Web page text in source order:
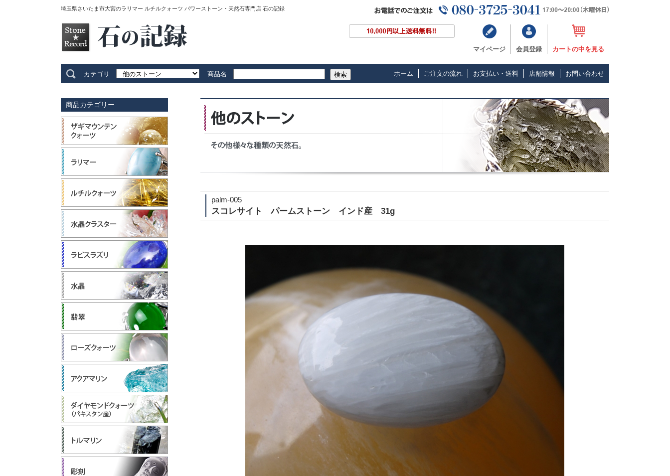
埼玉県さいたま市大宮のラリマー ルチルクォーツ パワーストーン・天然石専門店 石の記録
マイページ 会員登録 カートの中を見る
カテゴリ 商品名 検索 ホーム ご注文の流れ お支払い・送料 店舗情報 お問い合わせ
palm-005
スコレサイト パームストーン インド産 31g
商品カテゴリー